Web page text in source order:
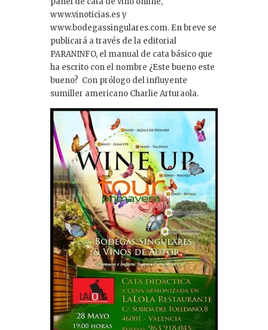
www.vinoticias.es y
www.bodegassingulares.com. En breve se
publicará a través de la editorial
PARANINFO, el manual de cata básico que
ha escrito con el nombre ¿Este bueno este
bueno? Con prólogo del influyente
sumiller americano Charlie Arturaola.